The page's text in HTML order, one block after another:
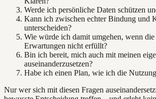
Werde ich persönliche Daten schützen
Kann ich zwischen echter Bindung und
unterscheiden?
Wie würde ich damit umgehen, wenn
Erwartungen nicht erfüllt?
Bin ich bereit, mich auch mit meinen
auseinanderzusetzen?
Habe ich einen Plan, wie ich die
Nur wer sich mit diesen Fragen